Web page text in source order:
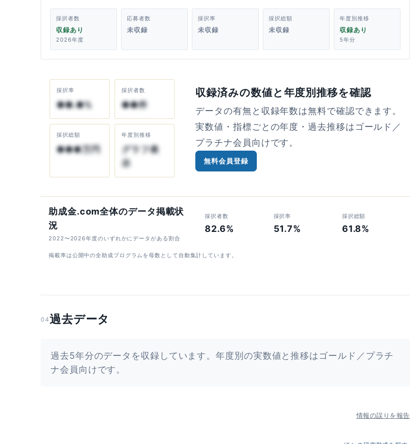
採択者数
収録あり
2026年度
応募者数
未収録
採択率
未収録
採択総額
未収録
年度別推移
収録あり
5年分
採択率
●●.●%
採択者数
●●件
採択総額
●●●万円
年度別推移
グラフ表
示
収録済みの数値と年度別推移を確認
データの有無と収録年数は無料で確認できます。
実数値・指標ごとの年度・過去推移はゴールド／
プラチナ会員向けです。
無料会員登録
助成金.com全体のデータ掲載状
況
2022〜2026年度のいずれかにデータがある割合
採択者数
82.6%
採択率
51.7%
採択総額
61.8%
掲載率は公開中の全助成プログラムを母数として自動集計しています。
04過去データ
過去5年分のデータを収録しています。年度別の実数値と推移はゴールド／プラチ
ナ会員向けです。
情報の誤りを報告